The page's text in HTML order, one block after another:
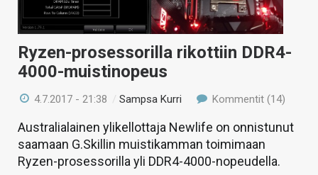
Ryzen-prosessorilla rikottiin DDR4-
4000-muistinopeus
4.7.2017 - 21:38 /Sampsa Kurri Kommentit (14)
Australialainen ylikellottaja Newlife on onnistunut
saamaan G.Skillin muistikamman toimimaan
Ryzen-prosessorilla yli DDR4-4000-nopeudella.